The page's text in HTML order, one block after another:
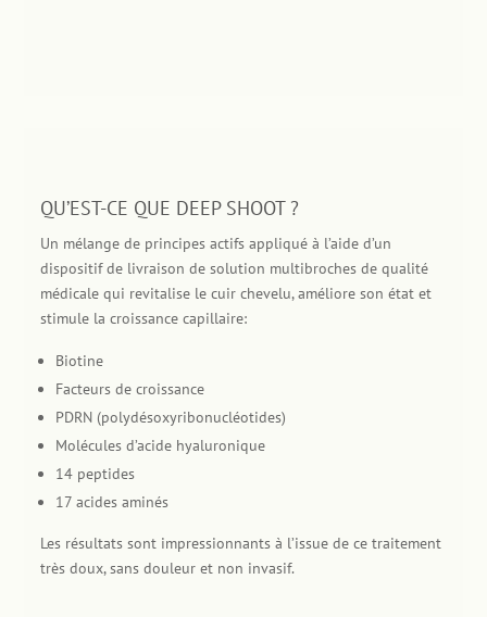
QU’EST-CE QUE DEEP SHOOT ?
Un mélange de principes actifs appliqué à l’aide d’un
dispositif de livraison de solution multibroches de qualité
médicale qui revitalise le cuir chevelu, améliore son état et
stimule la croissance capillaire:
​Biotine
Facteurs de croissance
PDRN (polydésoxyribonucléotides)
Molécules d’acide hyaluronique
14 peptides
17 acides aminés
Les résultats sont impressionnants à l’issue de ce traitement
très doux, sans douleur et non invasif.